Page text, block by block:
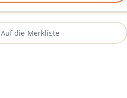
Auf die Merkliste